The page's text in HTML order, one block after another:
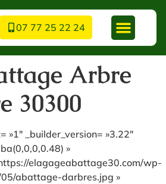
07 77 25 22 24
Arbre
30300
»1″ _builder_version= »3.22″
»
elagageabattage30.com/wp-
abattage-darbres.jpg »